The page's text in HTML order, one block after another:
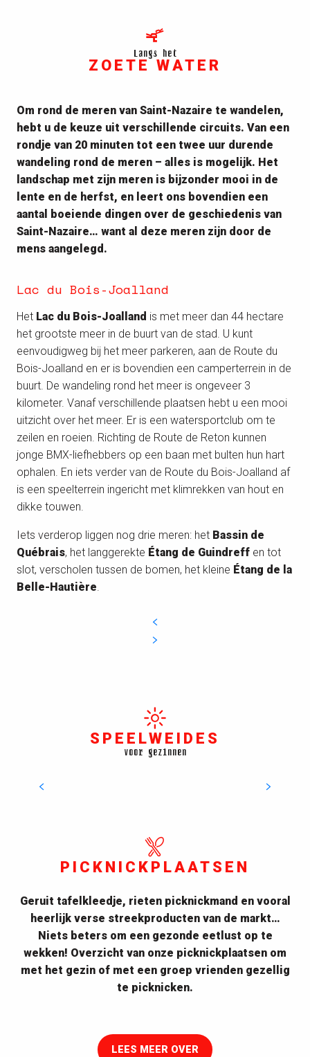
Langs het
ZOETE WATER
Om rond de meren van Saint-Nazaire te wandelen,
hebt u de keuze uit verschillende circuits. Van een
rondje van 20 minuten tot een twee uur durende
wandeling rond de meren – alles is mogelijk. Het
landschap met zijn meren is bijzonder mooi in de
lente en de herfst, en leert ons bovendien een
aantal boeiende dingen over de geschiedenis van
Saint-Nazaire… want al deze meren zijn door de
mens aangelegd.
Lac du Bois-Joalland
Het Lac du Bois-Joalland is met meer dan 44 hectare
het grootste meer in de buurt van de stad. U kunt
eenvoudigweg bij het meer parkeren, aan de Route du
Bois-Joalland en er is bovendien een camperterrein in de
buurt. De wandeling rond het meer is ongeveer 3
kilometer. Vanaf verschillende plaatsen hebt u een mooi
uitzicht over het meer. Er is een watersportclub om te
zeilen en roeien. Richting de Route de Reton kunnen
jonge BMX-liefhebbers op een baan met bulten hun hart
ophalen. En iets verder van de Route du Bois-Joalland af
is een speelterrein ingericht met klimrekken van hout en
dikke touwen.
Iets verderop liggen nog drie meren: het Bassin de
Québrais, het langgerekte Étang de Guindreff en tot
slot, verscholen tussen de bomen, het kleine Étang de la
Belle-Hautière.
SPEELWEIDES
voor gezinnen
PICKNICKPLAATSEN
Geruit tafelkleedje, rieten picknickmand en vooral
heerlijk verse streekproducten van de markt…
Niets beters om een gezonde eetlust op te
wekken! Overzicht van onze picknickplaatsen om
met het gezin of met een groep vrienden gezellig
te picknicken.
LEES MEER OVER